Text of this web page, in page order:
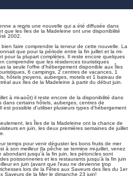
a repris une nouvelle qui a été diffusée dans
que les Îles de la Madeleine ont une disponibilité
2002.
faire comprendre la teneur de cette nouvelle. La
que pour la période entre la fin juillet et la mi-
pour la plupart complètes. Il reste encore quelques
comprendre que les résidences touristiques
la seule l'offre d'hébergement disponible aux Îles
6 campings, 2 centres de vacances, 1
hôtels moyens, auberges, motels et 1 bateau de
aux Îles de la Madeleine à partir du début juin.
à mi-août) il reste encore de la disponibilité dans
certains hôtels, auberges, centres de
possible d'utiliser plusieurs types d'hébergement
les Îles de la Madeleine ont la chance de
en juin, les deux premières semaines de juillet
temps pour venir déguster les bons fruits de mer
à son meilleur (la pêche se termine mi-juillet, venez
abondant jusqu'à la fin juin, les pétoncles sont
poissonneries et les restaurants jusqu'à la fin juin
en juin (avant que l'eau ne devienne trop
lors de la Fêtes aux Saveurs des Îles du 1er
Saveurs de la Mer le dimanche 23 juin!